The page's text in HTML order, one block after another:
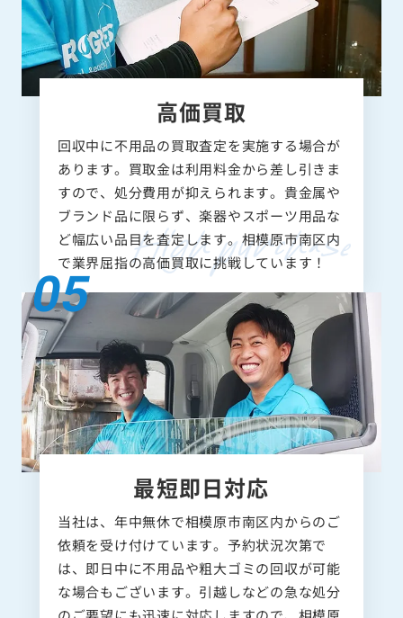
高価買取
回収中に不用品の買取査定を実施する場合が
あります。買取金は利用料金から差し引きま
すので、処分費用が抑えられます。貴金属や
ブランド品に限らず、楽器やスポーツ用品な
ど幅広い品目を査定します。相模原市南区内
で業界屈指の高価買取に挑戦しています！
最短即日対応
当社は、年中無休で相模原市南区内からのご
依頼を受け付けています。予約状況次第で
は、即日中に不用品や粗大ゴミの回収が可能
な場合もございます。引越しなどの急な処分